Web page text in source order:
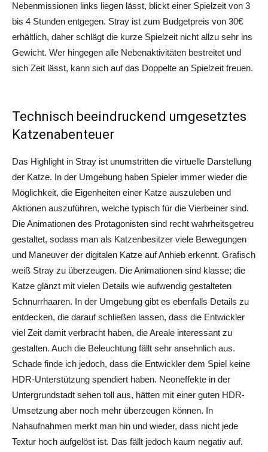
Nebenmissionen links liegen lässt, blickt einer Spielzeit von 3
bis 4 Stunden entgegen. Stray ist zum Budgetpreis von 30€
erhältlich, daher schlägt die kurze Spielzeit nicht allzu sehr ins
Gewicht. Wer hingegen alle Nebenaktivitäten bestreitet und
sich Zeit lässt, kann sich auf das Doppelte an Spielzeit freuen.
Technisch beeindruckend umgesetztes
Katzenabenteuer
Das Highlight in Stray ist unumstritten die virtuelle Darstellung
der Katze. In der Umgebung haben Spieler immer wieder die
Möglichkeit, die Eigenheiten einer Katze auszuleben und
Aktionen auszuführen, welche typisch für die Vierbeiner sind.
Die Animationen des Protagonisten sind recht wahrheitsgetreu
gestaltet, sodass man als Katzenbesitzer viele Bewegungen
und Maneuver der digitalen Katze auf Anhieb erkennt. Grafisch
weiß Stray zu überzeugen. Die Animationen sind klasse; die
Katze glänzt mit vielen Details wie aufwendig gestalteten
Schnurrhaaren. In der Umgebung gibt es ebenfalls Details zu
entdecken, die darauf schließen lassen, dass die Entwickler
viel Zeit damit verbracht haben, die Areale interessant zu
gestalten. Auch die Beleuchtung fällt sehr ansehnlich aus.
Schade finde ich jedoch, dass die Entwickler dem Spiel keine
HDR-Unterstützung spendiert haben. Neoneffekte in der
Untergrundstadt sehen toll aus, hätten mit einer guten HDR-
Umsetzung aber noch mehr überzeugen können. In
Nahaufnahmen merkt man hin und wieder, dass nicht jede
Textur hoch aufgelöst ist. Das fällt jedoch kaum negativ auf.